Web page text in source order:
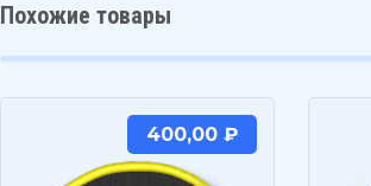
Похожие товары
400,00 ₽